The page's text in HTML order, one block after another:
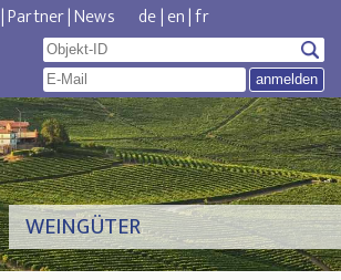
|Partner|News de|en|fr
WEINGÜTER